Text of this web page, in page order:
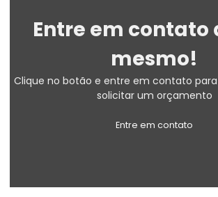
Entre em contato
mesmo!
Clique no botão e entre em contato
solicitar um orçamento
Entre em contato